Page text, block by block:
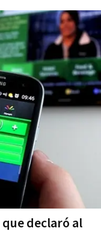
declaró al